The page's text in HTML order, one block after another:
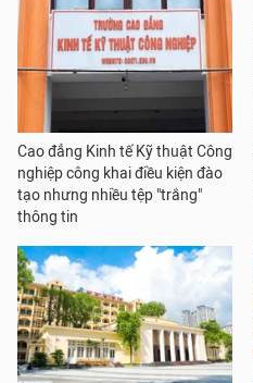
Cao đẳng Kinh tế Kỹ thuật Công
nghiệp công khai điều kiện đào
tạo nhưng nhiều tệp "trắng"
thông tin